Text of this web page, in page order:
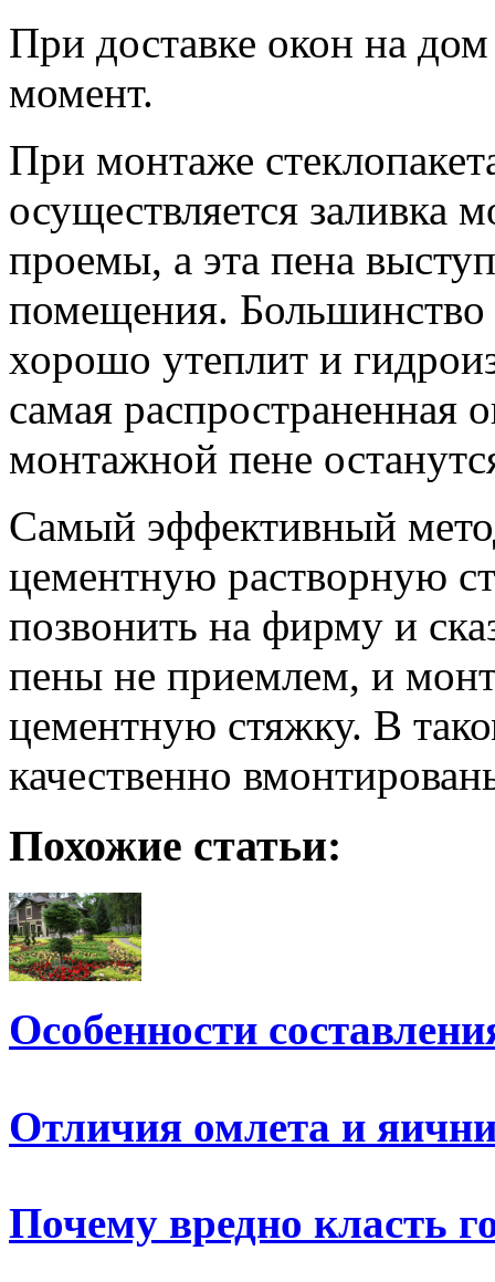
При доставке окон на
момент.
При монтаже
осуществляется заливка
проемы, а эта пена
помещения. Большинство
хорошо утеплит и
самая распространенная
монтажной пене
Самый эффективный
цементную растворную
позвонить на фирму и
пены не приемлем, и
цементную стяжку. В
качественно
Похожие статьи:
Особенности
Отличия омлета и
Почему вредно класть